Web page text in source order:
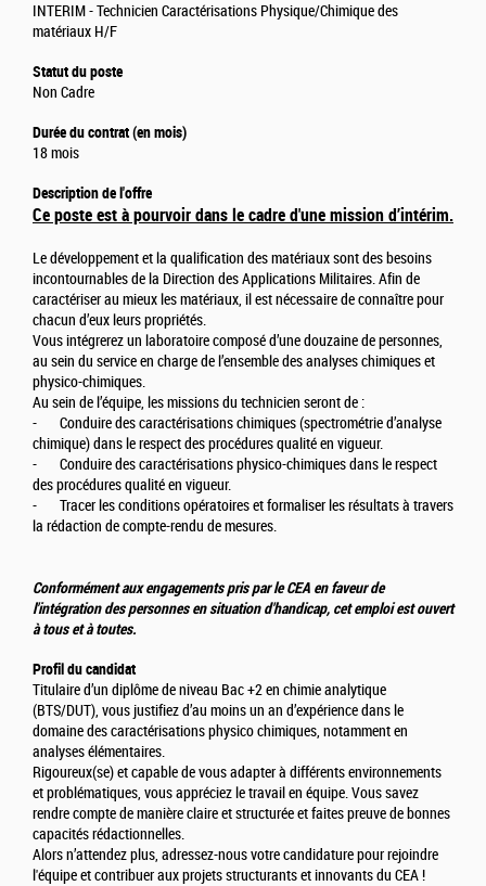
INTERIM - Technicien Caractérisations Physique/Chimique des
matériaux H/F
Statut du poste
Non Cadre
Durée du contrat (en mois)
18 mois
Description de l'offre
Ce poste est à pourvoir dans le cadre d'une mission d’intérim.
Le développement et la qualification des matériaux sont des besoins
incontournables de la Direction des Applications Militaires. Afin de
caractériser au mieux les matériaux, il est nécessaire de connaître pour
chacun d’eux leurs propriétés.
Vous intégrerez un laboratoire composé d’une douzaine de personnes,
au sein du service en charge de l’ensemble des analyses chimiques et
physico-chimiques.
Au sein de l’équipe, les missions du technicien seront de :
- Conduire des caractérisations chimiques (spectrométrie d’analyse
chimique) dans le respect des procédures qualité en vigueur.
- Conduire des caractérisations physico-chimiques dans le respect
des procédures qualité en vigueur.
- Tracer les conditions opératoires et formaliser les résultats à travers
la rédaction de compte-rendu de mesures.
Conformément aux engagements pris par le CEA en faveur de
l'intégration des personnes en situation d'handicap, cet emploi est ouvert
à tous et à toutes.
Profil du candidat
Titulaire d’un diplôme de niveau Bac +2 en chimie analytique
(BTS/DUT), vous justifiez d’au moins un an d’expérience dans le
domaine des caractérisations physico chimiques, notamment en
analyses élémentaires.
Rigoureux(se) et capable de vous adapter à différents environnements
et problématiques, vous appréciez le travail en équipe. Vous savez
rendre compte de manière claire et structurée et faites preuve de bonnes
capacités rédactionnelles.
Alors n’attendez plus, adressez-nous votre candidature pour rejoindre
l'équipe et contribuer aux projets structurants et innovants du CEA !